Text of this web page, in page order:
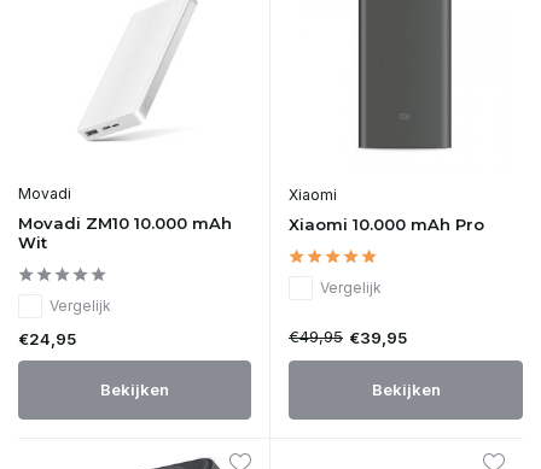
Movadi
Movadi ZM10 10.000 mAh
Wit
Vergelijk
€24,95
Bekijken
Xiaomi
Xiaomi 10.000 mAh Pro
Vergelijk
€49,95 €39,95
Bekijken